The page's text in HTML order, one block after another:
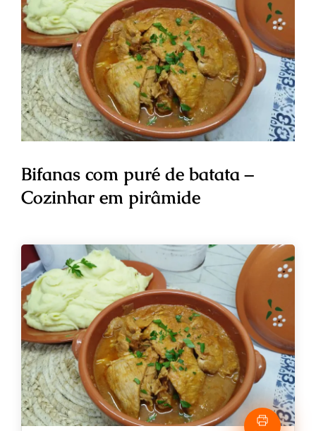
Blog
Contactos
Bifanas com puré de batata –
Cozinhar em pirâmide